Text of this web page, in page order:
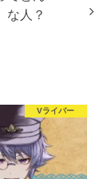
な人？
Vライバー